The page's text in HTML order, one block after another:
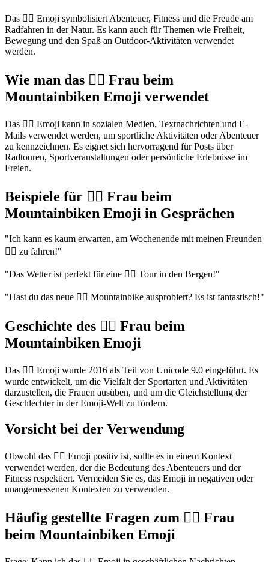
Das 🚵‍♀️ Emoji symbolisiert Abenteuer, Fitness und die Freude am
Radfahren in der Natur. Es kann auch für Themen wie Freiheit,
Bewegung und den Spaß an Outdoor-Aktivitäten verwendet
werden.
Wie man das 🚵‍♀️ Frau beim
Mountainbiken Emoji verwendet
Das 🚵‍♀️ Emoji kann in sozialen Medien, Textnachrichten und E-
Mails verwendet werden, um sportliche Aktivitäten oder Abenteuer
zu kennzeichnen. Es eignet sich hervorragend für Posts über
Radtouren, Sportveranstaltungen oder persönliche Erlebnisse im
Freien.
Beispiele für 🚵‍♀️ Frau beim
Mountainbiken Emoji in Gesprächen
"Ich kann es kaum erwarten, am Wochenende mit meinen Freunden
🚵‍♀️ zu fahren!"
"Das Wetter ist perfekt für eine 🚵‍♀️ Tour in den Bergen!"
"Hast du das neue 🚵‍♀️ Mountainbike ausprobiert? Es ist fantastisch!"
Geschichte des 🚵‍♀️ Frau beim
Mountainbiken Emoji
Das 🚵‍♀️ Emoji wurde 2016 als Teil von Unicode 9.0 eingeführt. Es
wurde entwickelt, um die Vielfalt der Sportarten und Aktivitäten
darzustellen, die Frauen ausüben, und um die Gleichstellung der
Geschlechter in der Emoji-Welt zu fördern.
Vorsicht bei der Verwendung
Obwohl das 🚵‍♀️ Emoji positiv ist, sollte es in einem Kontext
verwendet werden, der die Bedeutung des Abenteuers und der
Fitness respektiert. Vermeiden Sie es, das Emoji in negativen oder
unangemessenen Kontexten zu verwenden.
Häufig gestellte Fragen zum 🚵‍♀️ Frau
beim Mountainbiken Emoji